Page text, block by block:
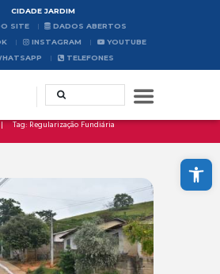
Abrir a barra de ferramentas
CIDADE JARDIM
SITE
DADOS ABERTOS
INSTAGRAM
YOUTUBE
TELEFONES
Tag: Regularização Fundiária